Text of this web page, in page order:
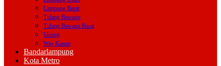
Lampung Barat
Tulang Bawang
Tulang Bawang Barat
Mesuji
Way Kanan
Bandarlampung
Kota Metro